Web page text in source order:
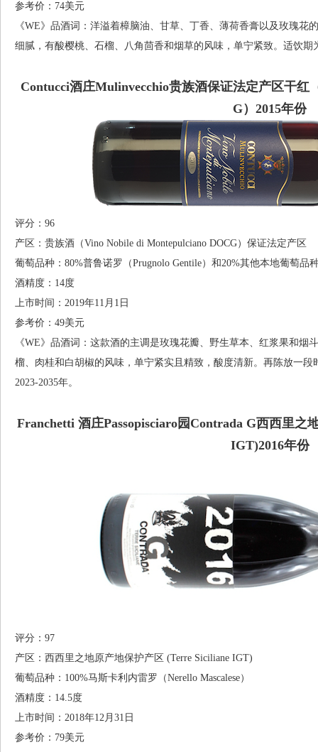
参考价：74美元
《WE》品酒词：洋溢着樟脑油、甘草、丁香、薄荷香膏以及玫瑰花
细腻，有酸樱桃、石榴、八角茴香和烟草的风味，单宁紧致。适饮期
Contucci酒庄Mulinvecchio贵族酒保证法定产区干红
G）2015年份
评分：96
产区：贵族酒（Vino Nobile di Montepulciano DOCG）保证法定产区
葡萄品种：80%普鲁诺罗（Prugnolo Gentile）和20%其他本地葡萄品
酒精度：14度
上市时间：2019年11月1日
参考价：49美元
《WE》品酒词：这款酒的主调是玫瑰花瓣、野生草本、红浆果和烟
榴、肉桂和白胡椒的风味，单宁紧实且精致，酸度清新。再陈放一
2023-2035年。
Franchetti 酒庄Passopisciaro园Contrada G西西里之
IGT)2016年份
评分：97
产区：西西里之地原产地保护产区 (Terre Siciliane IGT)
葡萄品种：100%马斯卡利内雷罗（Nerello Mascalese）
酒精度：14.5度
上市时间：2018年12月31日
参考价：79美元